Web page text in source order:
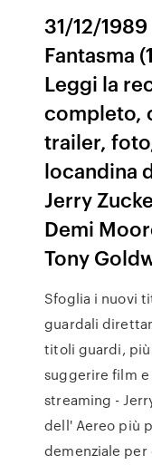
31/12/
Fantasma
Leggi la
completo,
trailer,
locandina
Jerry
Demi
Tony
Sfoglia i nuovi
guardali
titoli guardi,
suggerire film e
streaming -
dell' Aereo più
demenziale